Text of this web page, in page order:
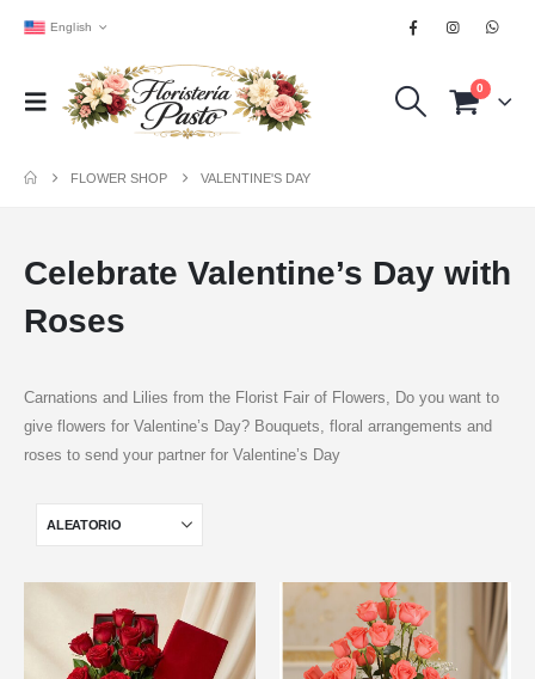
English
0
FLOWER SHOP VALENTINE'S DAY
Celebrate Valentine’s Day with
Roses
Carnations and Lilies from the Florist Fair of Flowers, Do you want to
give flowers for Valentine’s Day? Bouquets, floral arrangements and
roses to send your partner for Valentine’s Day